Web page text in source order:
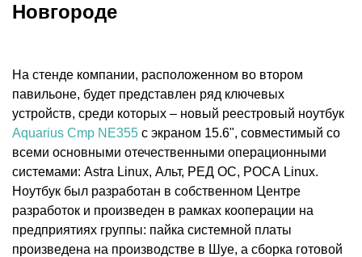
Новгороде
На стенде компании, расположенном во втором
павильоне, будет представлен ряд ключевых
устройств, среди которых – новый реестровый ноутбук
Aquarius Cmp NE355 с экраном 15.6", совместимый со
всеми основными отечественными операционными
системами: Astra Linux, Альт, РЕД ОС, РОСА Linux.
Ноутбук был разработан в собственном Центре
разработок и произведен в рамках кооперации на
предприятиях группы: пайка системной платы
произведена на производстве в Шуе, а сборка готовой